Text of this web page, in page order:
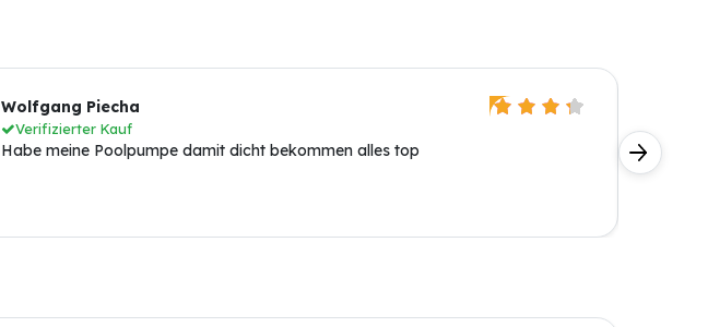
Wolfgang Piecha
Verifizierter Kauf
Habe meine Poolpumpe damit dicht bekommen alles top